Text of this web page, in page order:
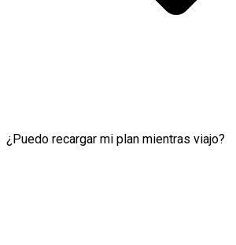
¿Puedo recargar mi plan mientras viajo?